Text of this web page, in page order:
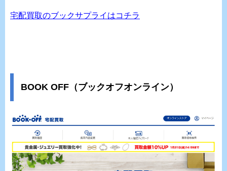
宅配買取のブックサプライはコチラ
BOOK OFF（ブックオフオンライン）